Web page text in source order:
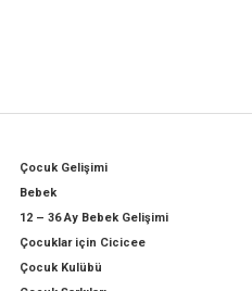
Çocuk Gelişimi
Bebek
12 – 36 Ay Bebek Gelişimi
Çocuklar için Cicicee
Çocuk Kulübü